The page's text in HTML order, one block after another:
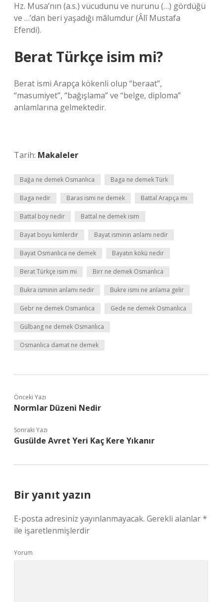
Hz. Musa’nın (a.s.) vücudunu ve nurunu (…) gördüğü
ve …’dan beri yaşadığı mâlumdur (Âlî Mustafa
Efendi).
Berat Türkçe isim mi?
Berat ismi Arapça kökenli olup “beraat”,
“masumiyet”, “bağışlama” ve “belge, diploma”
anlamlarına gelmektedir.
Tarih: Makaleler
Bağa ne demek Osmanlıca Baga ne demek Türk
Baga nedir Baras ismi ne demek Battal Arapça mı
Battal boy nedir Battal ne demek isim
Bayat boyu kimlerdir Bayat isminin anlamı nedir
Bayat Osmanlıca ne demek Bayatın kökü nedir
Berat Türkçe isim mi Birr ne demek Osmanlıca
Bukra isminin anlamı nedir Bukre ismi ne anlama gelir
Gebr ne demek Osmanlıca Gede ne demek Osmanlıca
Gülbang ne demek Osmanlıca
Osmanlıca damat ne demek
Önceki Yazı
Normlar Düzeni Nedir
Sonraki Yazı
Gusülde Avret Yeri Kaç Kere Yıkanır
Bir yanıt yazın
E-posta adresiniz yayınlanmayacak. Gerekli alanlar*
ile işaretlenmişlerdir
Yorum